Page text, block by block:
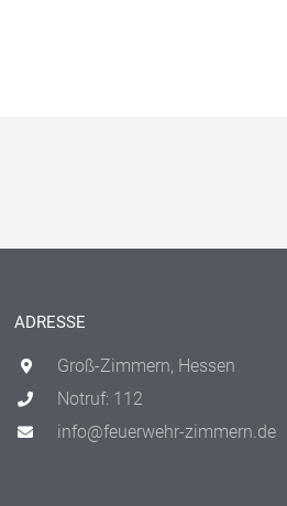
ADRESSE
Groß-Zimmern, Hessen
Notruf: 112
info@feuerwehr-zimmern.de